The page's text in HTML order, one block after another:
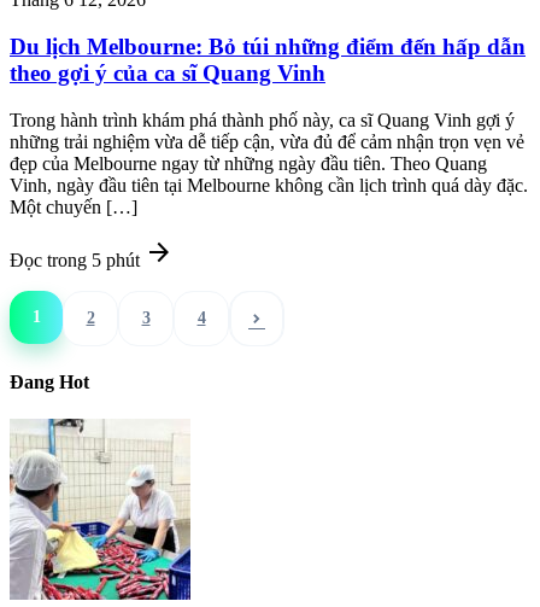
Du lịch Melbourne: Bỏ túi những điểm đến hấp dẫn
theo gợi ý của ca sĩ Quang Vinh
Trong hành trình khám phá thành phố này, ca sĩ Quang Vinh gợi ý
những trải nghiệm vừa dễ tiếp cận, vừa đủ để cảm nhận trọn vẹn vẻ
đẹp của Melbourne ngay từ những ngày đầu tiên. Theo Quang
Vinh, ngày đầu tiên tại Melbourne không cần lịch trình quá dày đặc.
Một chuyến […]
Đọc trong 5 phút arrow_forward
1 2 3 4 chevron_right
Đang Hot